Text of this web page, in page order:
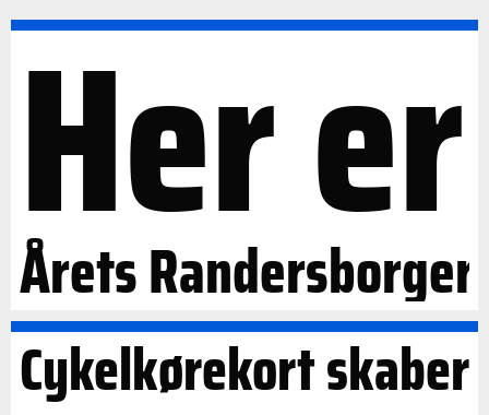
Her er
Årets Randersborger
Cykelkørekort skaber